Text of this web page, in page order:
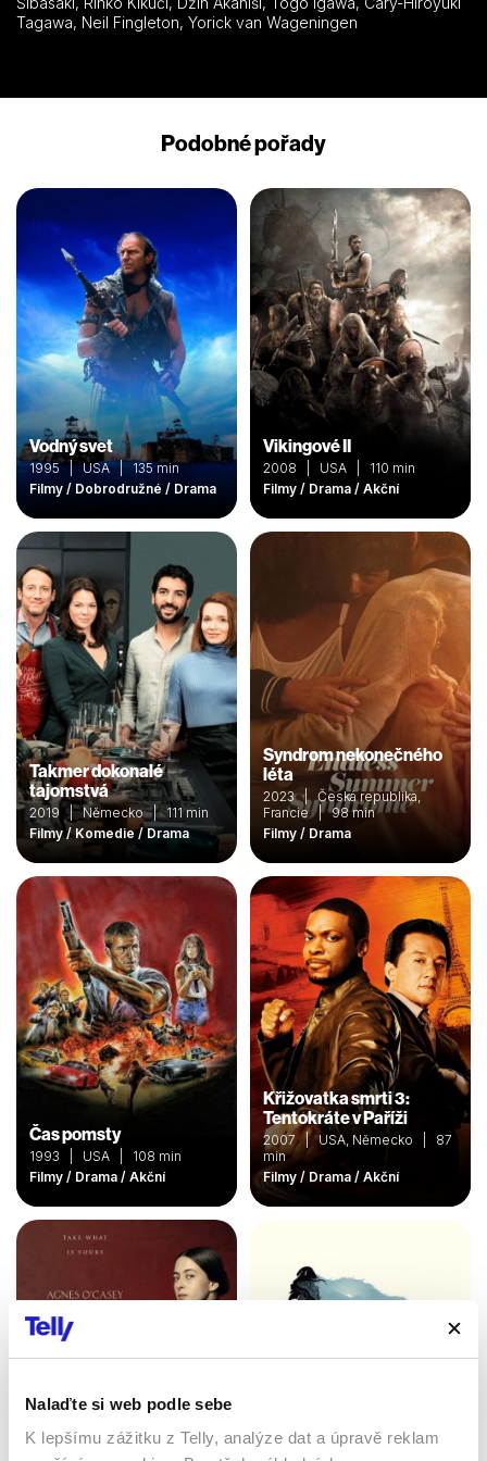
Nalaďte si web podle sebe
K lepšímu zážitku z Telly, analýze dat a úpravě reklam
Tagawa, Neil Fingleton, Yorick van Wageningen
Podobné pořady
Vodný svet
1995 | USA | 135 min
Filmy / Dobrodružné / Drama
Vikingové II
2008 | USA | 110 min
Filmy / Drama / Akční
Takmer dokonalé
tajomstvá
2019 | Německo | 111 min
Filmy / Komedie / Drama
Syndrom nekonečného
léta
2023 | Česká republika,
Francie | 98 min
Filmy / Drama
Čas pomsty
1993 | USA | 108 min
Filmy / Drama / Akční
Křižovatka smrti 3:
Tentokráte v Paříži
2007 | USA, Německo | 87
min
Filmy / Drama / Akční
REVENANT